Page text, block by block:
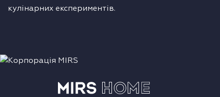
кулінарних експериментів.